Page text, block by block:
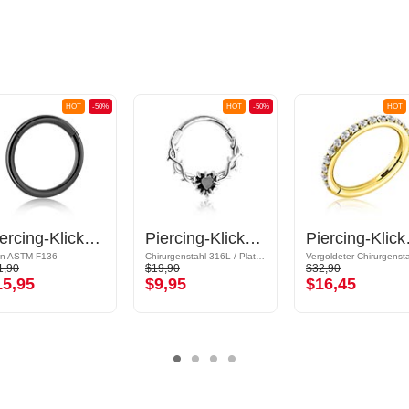
-50%
HOT
Piercing-Klicker (Titan, schwarz, glänzend)
ASTM F136
-50%
HOT
Piercing-Klicker (Chirurgenstahl, silber, glänzend) mit Kristallherz
$19,90
$9,95
HOT
$32,90
$16,45